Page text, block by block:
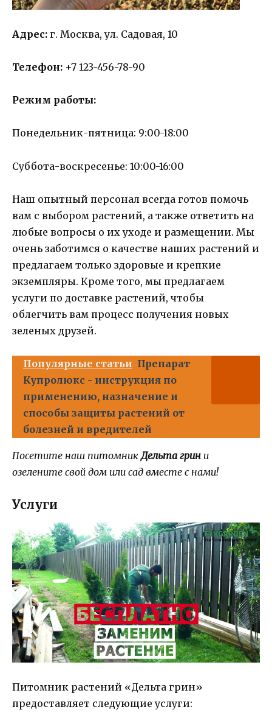
Адрес: г. Москва, ул. Садовая, 10
Телефон: +7 123-456-78-90
Режим работы:
Понедельник-пятница: 9:00-18:00
Суббота-воскресенье: 10:00-16:00
Наш опытный персонал всегда готов помочь
вам с выбором растений, а также ответить на
любые вопросы о их уходе и размещении. Мы
очень заботимся о качестве наших растений и
предлагаем только здоровые и крепкие
экземпляры. Кроме того, мы предлагаем
услуги по доставке растений, чтобы
облегчить вам процесс получения новых
зеленых друзей.
Популярные статьи Препарат
Купролюкс - инструкция по
применению, назначение и
способы защиты растений от
болезней и вредителей
Посетите наш питомникДельта грин и
озелените свой дом или сад вместе с нами!
Услуги
Питомник растений «Дельта грин»
предоставляет следующие услуги: